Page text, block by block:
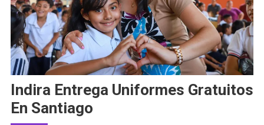
Indira Entrega Uniformes Gratuitos
En Santiago